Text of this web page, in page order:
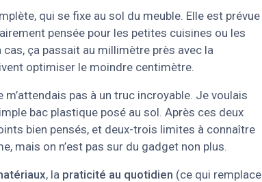
qui se fixe au sol du meuble. Elle est prévue
pensée pour les petites cuisines ou les
ça passait au millimètre près avec la
optimiser le moindre centimètre.
pas à un truc incroyable. Je voulais
bac plastique posé au sol. Après ces deux
bien pensés, et deux-trois limites à connaître
mais on n’est pas sur du gadget non plus.
, la praticité au quotidien (ce qui remplace